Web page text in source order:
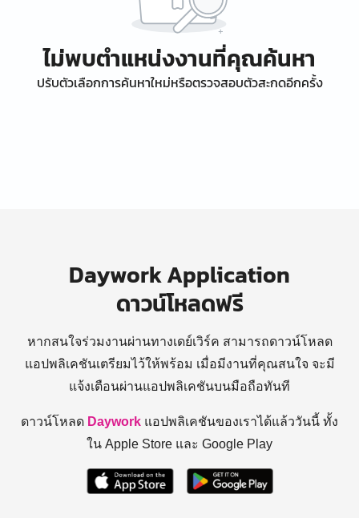
ไม่พบตำแหน่งงานที่คุณค้นหา
ปรับตัวเลือกการค้นหาใหม่หรือตรวจสอบตัวสะกดอีกครั้ง
Daywork Application
ดาวน์โหลดฟรี
หากสนใจร่วมงานผ่านทางเดย์เวิร์ค สามารถดาวน์โหลด
แอปพลิเคชันเตรียมไว้ให้พร้อม เมื่อมีงานที่คุณสนใจ จะมี
แจ้งเตือนผ่านแอปพลิเคชันบนมือถือทันที
ดาวน์โหลด Daywork แอปพลิเคชันของเราได้แล้ววันนี้ ทั้ง
ใน Apple Store และ Google Play